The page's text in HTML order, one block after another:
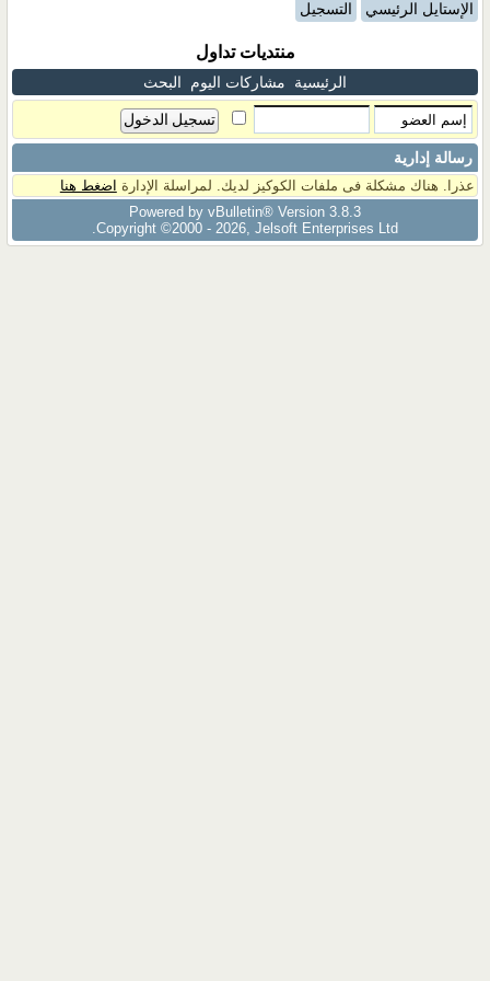
الإستايل الرئيسي التسجيل
منتديات تداول
الرئيسية مشاركات اليوم البحث
رسالة إدارية
عذرا. هناك مشكلة فى ملفات الكوكيز لديك. لمراسلة الإدارة اضغط هنا
Powered by vBulletin® Version 3.8.3
Copyright ©2000 - 2026, Jelsoft Enterprises Ltd.